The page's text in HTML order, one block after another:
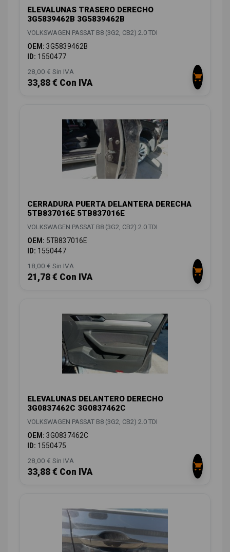
ELEVALUNAS TRASERO DERECHO
3G5839462B 3G5839462B
VOLKSWAGEN PASSAT B8 (3G2, CB2) 2.0 TDI
OEM: 3G5839462B
ID: 1550477
28,00 € Sin IVA
33,88 € Con IVA
CERRADURA PUERTA DELANTERA DERECHA
5TB837016E 5TB837016E
VOLKSWAGEN PASSAT B8 (3G2, CB2) 2.0 TDI
OEM: 5TB837016E
ID: 1550447
18,00 € Sin IVA
21,78 € Con IVA
ELEVALUNAS DELANTERO DERECHO
3G0837462C 3G0837462C
VOLKSWAGEN PASSAT B8 (3G2, CB2) 2.0 TDI
OEM: 3G0837462C
ID: 1550475
28,00 € Sin IVA
33,88 € Con IVA